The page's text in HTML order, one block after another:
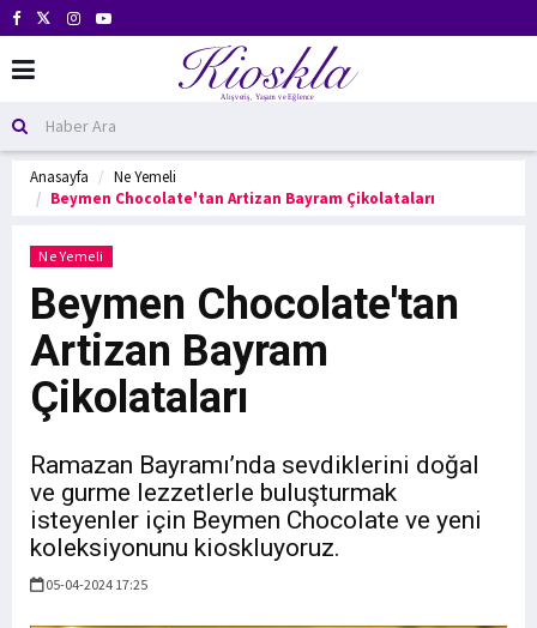
Anasayfa
Ne Yemeli
Beymen Chocolate'tan Artizan Bayram Çikolataları
Ne Yemeli
Beymen Chocolate'tan
Artizan Bayram
Çikolataları
Ramazan Bayramı’nda sevdiklerini doğal
ve gurme lezzetlerle buluşturmak
isteyenler için Beymen Chocolate ve yeni
koleksiyonunu kioskluyoruz.
05-04-2024 17:25